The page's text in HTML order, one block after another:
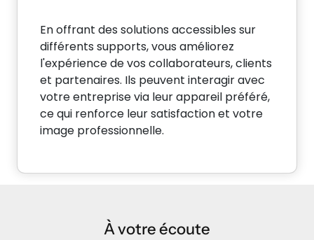
En offrant des solutions accessibles sur
différents supports, vous améliorez
l'expérience de vos collaborateurs, clients
et partenaires. Ils peuvent interagir avec
votre entreprise via leur appareil préféré,
ce qui renforce leur satisfaction et votre
image professionnelle.
À votre écoute